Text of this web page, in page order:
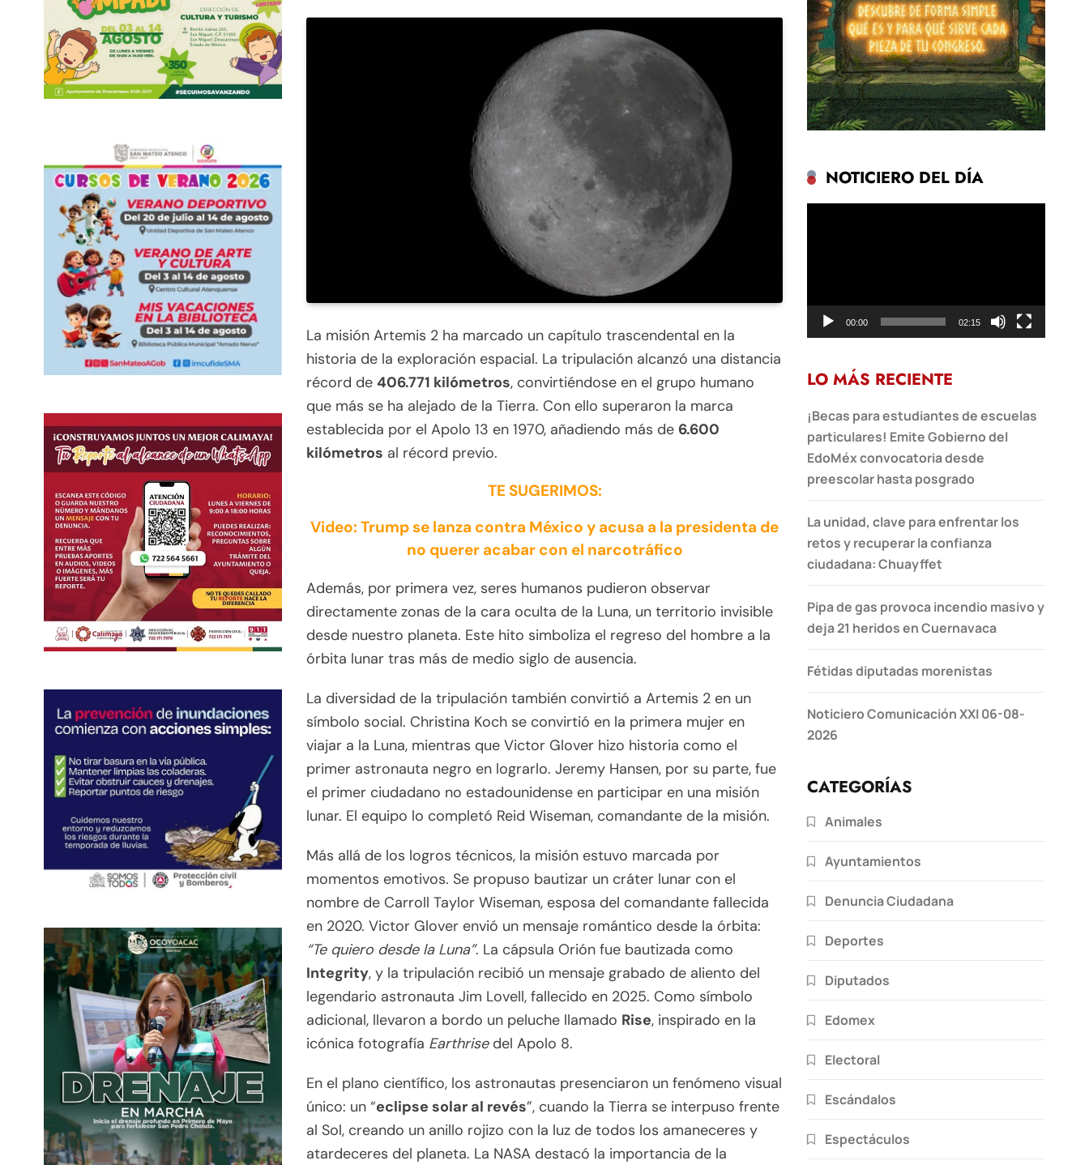
La misión Artemis 2 ha marcado un capítulo trascendental en la
historia de la exploración espacial. La tripulación alcanzó una distancia
récord de 406.771 kilómetros, convirtiéndose en el grupo humano
que más se ha alejado de la Tierra. Con ello superaron la marca
establecida por el Apolo 13 en 1970, añadiendo más de 6.600
kilómetros al récord previo.
TE SUGERIMOS:
Video: Trump se lanza contra México y acusa a la presidenta de
no querer acabar con el narcotráfico
Además, por primera vez, seres humanos pudieron observar
directamente zonas de la cara oculta de la Luna, un territorio invisible
desde nuestro planeta. Este hito simboliza el regreso del hombre a la
órbita lunar tras más de medio siglo de ausencia.
La diversidad de la tripulación también convirtió a Artemis 2 en un
símbolo social. Christina Koch se convirtió en la primera mujer en
viajar a la Luna, mientras que Victor Glover hizo historia como el
primer astronauta negro en lograrlo. Jeremy Hansen, por su parte, fue
el primer ciudadano no estadounidense en participar en una misión
lunar. El equipo lo completó Reid Wiseman, comandante de la misión.
Más allá de los logros técnicos, la misión estuvo marcada por
momentos emotivos. Se propuso bautizar un cráter lunar con el
nombre de Carroll Taylor Wiseman, esposa del comandante fallecida
en 2020. Victor Glover envió un mensaje romántico desde la órbita:
“Te quiero desde la Luna”. La cápsula Orión fue bautizada como
Integrity, y la tripulación recibió un mensaje grabado de aliento del
legendario astronauta Jim Lovell, fallecido en 2025. Como símbolo
adicional, llevaron a bordo un peluche llamado Rise, inspirado en la
icónica fotografía Earthrisedel Apolo 8.
En el plano científico, los astronautas presenciaron un fenómeno visual
único: un “eclipse solar al revés”, cuando la Tierra se interpuso frente
al Sol, creando un anillo rojizo con la luz de todos los amaneceres y
atardeceres del planeta. La NASA destacó la importancia de la
NOTICIERO DEL DÍA
00:00 02:15
LO MÁS RECIENTE
¡Becas para estudiantes de escuelas
particulares! Emite Gobierno del
EdoMéx convocatoria desde
preescolar hasta posgrado
La unidad, clave para enfrentar los
retos y recuperar la confianza
ciudadana: Chuayffet
Pipa de gas provoca incendio masivo y
deja 21 heridos en Cuernavaca
Fétidas diputadas morenistas
Noticiero Comunicación XXI 06-08-
2026
CATEGORÍAS
Animales
Ayuntamientos
Denuncia Ciudadana
Deportes
Diputados
Edomex
Electoral
Escándalos
Espectáculos